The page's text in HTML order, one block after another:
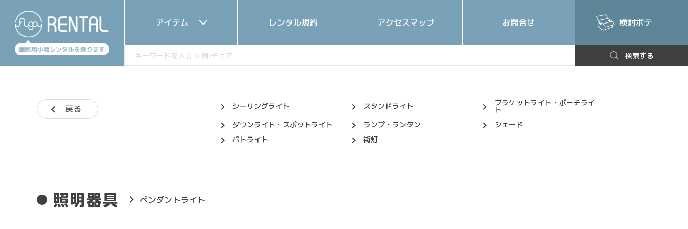
アイテム レンタル規約 アクセスマップ お問合せ 検討ボテ
検索する
戻る シーリングライト スタンドライト ブラケットライト・ポーチライ
ト
ダウンライト・スポットライト
ランプ・ランタン
シェード
パトライト
街灯
照明器具 ペンダントライト